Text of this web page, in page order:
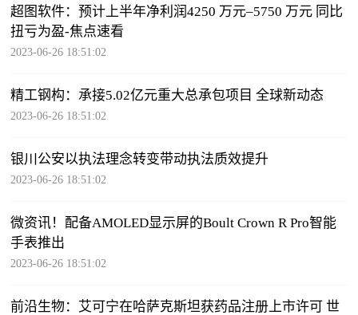
超图软件：预计上半年净利润4250 万元–5750 万元 同比
扭亏为盈-焦点速看
2023-06-26 18:51:02
精工钢构：承接5.02亿元重大总承包项目 全球新动态
2023-06-26 18:51:02
银川公安以执法理念转变带动执法质效提升
2023-06-26 18:51:02
微资讯！配备AMOLED显示屏的Boult Crown R Pro智能
手表推出
2023-06-26 18:51:02
前沿生物：艾可宁在哈萨克斯坦获药品注册上市许可 世